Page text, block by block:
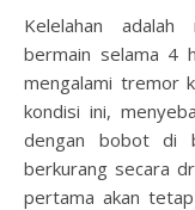
Kelelahan adalah
bermain selama 4
mengalami tremor
kondisi ini,
dengan bobot di
berkurang secara
pertama akan